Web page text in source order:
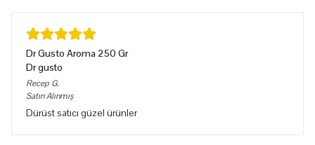
Dr Gusto Aroma 250 Gr
Dr gusto
Recep G.
Satın Alınmış
Dürüst satıcı güzel ürünler